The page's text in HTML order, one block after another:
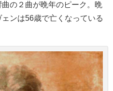
の２曲が晩年のピーク。 晩
ンは56歳で亡くなっている